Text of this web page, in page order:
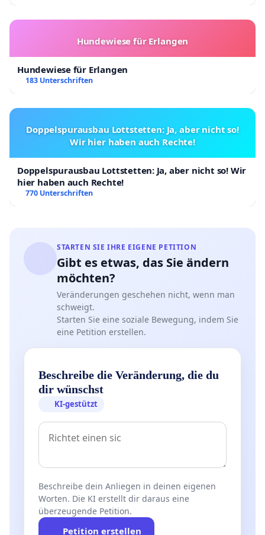
Hundewiese für Erlangen
Hundewiese für Erlangen
183 Unterschriften
Doppelspurausbau Lottstetten: Ja, aber nicht so!
Wir hier haben auch Rechte!
Doppelspurausbau Lottstetten: Ja, aber nicht so! Wir
hier haben auch Rechte!
770 Unterschriften
STARTEN SIE IHRE EIGENE PETITION
Gibt es etwas, das Sie ändern
möchten?
Veränderungen geschehen nicht, wenn man
schweigt.
Starten Sie eine soziale Bewegung, indem Sie
eine Petition erstellen.
Beschreibe die Veränderung, die du
dir wünschst
KI-gestützt
Beschreibe dein Anliegen in deinen eigenen
Worten. Die KI erstellt dir daraus eine
überzeugende Petition.
Petition erstellen